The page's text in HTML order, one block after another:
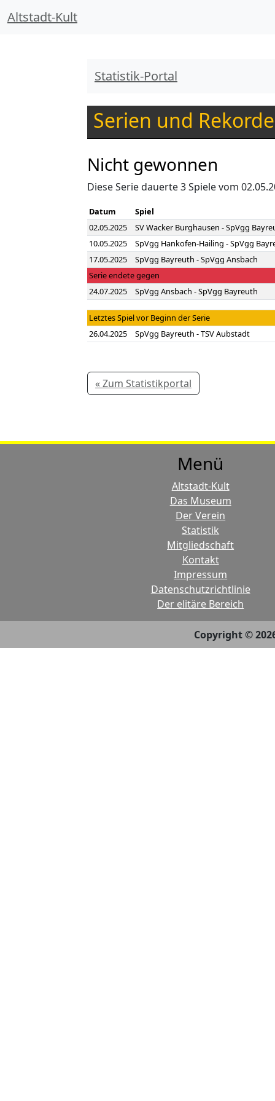
Altstadt-Kult
Statistik-Portal
Serien und Rekorde
Nicht gewonnen
Diese Serie dauerte 3 Spiele vom
Datum
Spiel
02.05.2025
SV Wacker Burghausen - SpVgg
10.05.2025
SpVgg Hankofen-Hailing - SpVgg
17.05.2025
SpVgg Bayreuth - SpVgg Ansbach
Serie endete gegen
24.07.2025
SpVgg Ansbach - SpVgg Bayreuth
Letztes Spiel vor Beginn der Serie
26.04.2025
SpVgg Bayreuth - TSV Aubstadt
« Zum Statistikportal
Menü
Altstadt-Kult
Das Museum
Der Verein
Statistik
Mitgliedschaft
Kontakt
Impressum
Datenschutzrichtlinie
Der elitäre Bereich
Copyright ©